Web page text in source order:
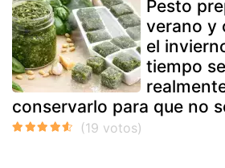
Pesto
verano y
el
tiempo
conservarlo para que no